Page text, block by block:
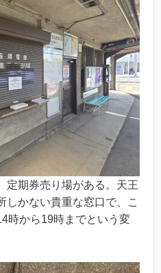
定期券売り場がある。天王
しかない貴重な窓口で、こ
時から19時までという変